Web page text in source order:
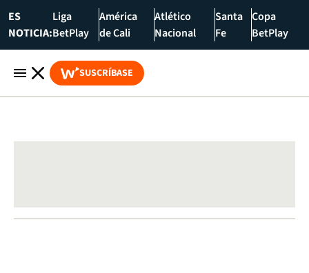
ES
NOTICIA:
Liga
BetPlay
América
de Cali
Atlético
Nacional
Santa
Fe
Copa
BetPlay
SUSCRÍBASE